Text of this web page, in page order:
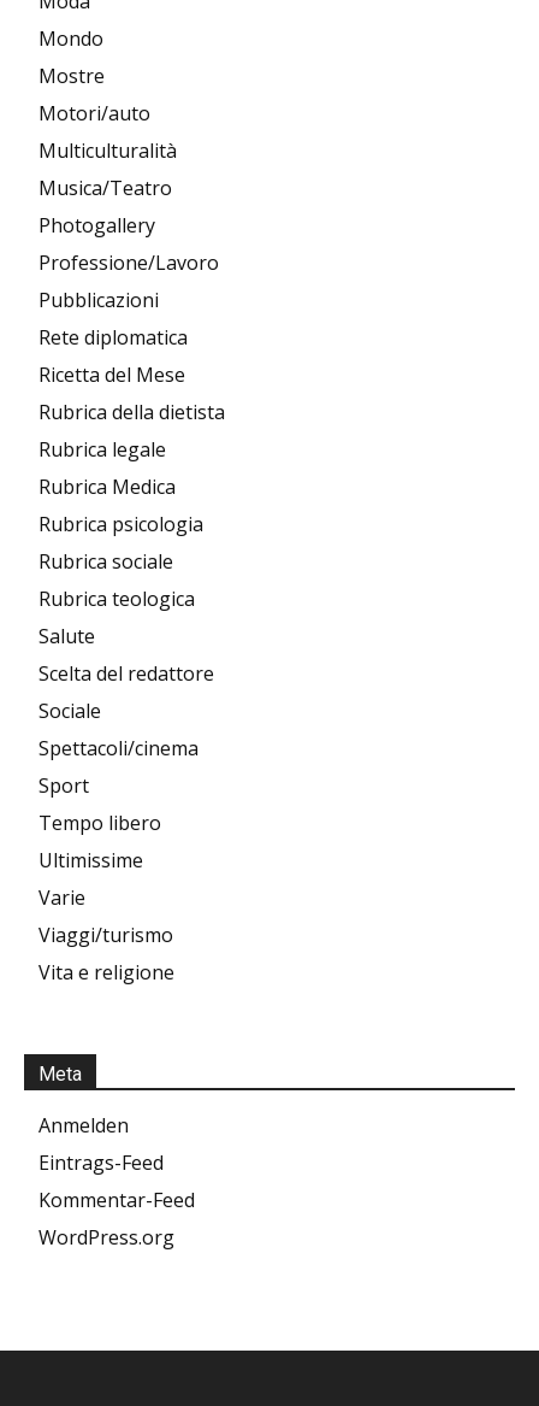
Mondo
Mostre
Motori/auto
Multiculturalità
Musica/Teatro
Photogallery
Professione/Lavoro
Pubblicazioni
Rete diplomatica
Ricetta del Mese
Rubrica della dietista
Rubrica legale
Rubrica Medica
Rubrica psicologia
Rubrica sociale
Rubrica teologica
Salute
Scelta del redattore
Sociale
Spettacoli/cinema
Sport
Tempo libero
Ultimissime
Varie
Viaggi/turismo
Vita e religione
Meta
Anmelden
Eintrags-Feed
Kommentar-Feed
WordPress.org